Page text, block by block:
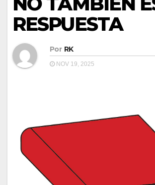
RESPUESTA
Por RK
NOV 19, 2025